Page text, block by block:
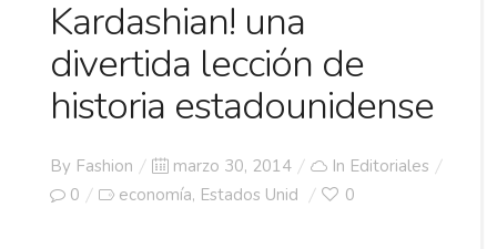
Kardashian! una
divertida lección de
historia estadounidense
By Fashion
Posted
on
marzo 30, 2014 In Editoriales
0
economía, Estados Unid 0